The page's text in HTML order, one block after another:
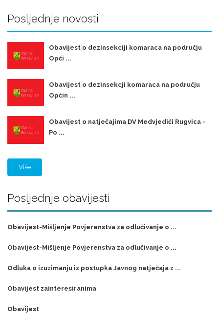
Posljednje novosti
Obavijest o dezinsekciji komaraca na području
Opći ...
Obavijest o dezinsekcji komaraca na području
Općin ...
Obavijest o natječajima DV Medvjedići Rugvica -
Po ...
Više
Posljednje obavijesti
Obavijest-Mišljenje Povjerenstva za odlučivanje o ...
Obavijest-Mišljenje Povjerenstva za odlučivanje o ...
Odluka o izuzimanju iz postupka Javnog natječaja z ...
Obavijest zainteresiranima
Obavijest